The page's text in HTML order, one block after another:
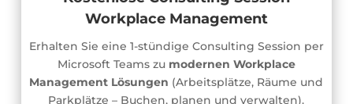
Workplace Management
Erhalten Sie eine 1-stündige Consulting Session per
Microsoft Teams zu modernen Workplace
Management Lösungen (Arbeitsplätze, Räume und
Parkplätze – Buchen, planen und verwalten).